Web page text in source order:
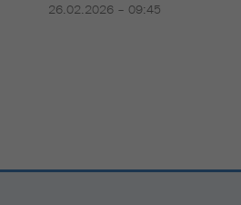
26.02.2026 – 09:45